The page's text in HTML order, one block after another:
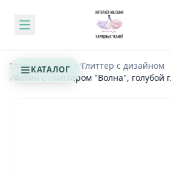
КАТАЛОГ
Поиск по сайту
Главная/Каталог/Глиттер с дизайном
/Фатин с глиттером "Волна", голубой